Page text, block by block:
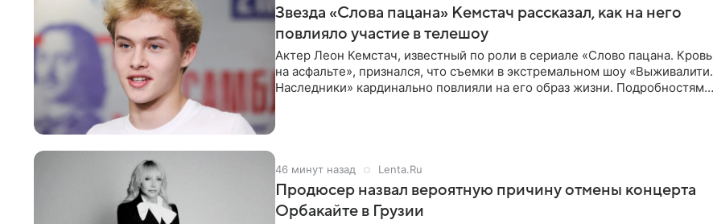
Звезда «Слова пацана» Кемстач рассказал, как на него
повлияло участие в телешоу
Актер Леон Кемстач, известный по роли в сериале «Слово пацана. Кровь
на асфальте», признался, что съемки в экстремальном шоу «Выживалити.
Наследники» кардинально повлияли на его образ жизни. Подробностями
46 минут назад Lenta.Ru
Продюсер назвал вероятную причину отмены концерта
Орбакайте в Грузии